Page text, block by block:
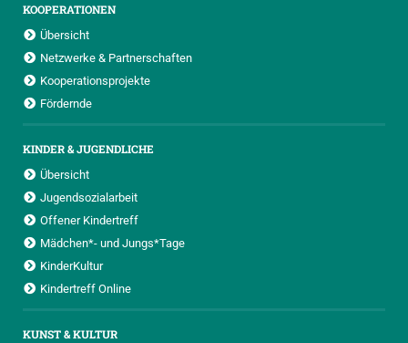
KOOPERATIONEN
Übersicht
Netzwerke & Partnerschaften
Kooperationsprojekte
Fördernde
KINDER & JUGENDLICHE
Übersicht
Jugendsozialarbeit
Offener Kindertreff
Mädchen*- und Jungs*Tage
KinderKultur
Kindertreff Online
KUNST & KULTUR